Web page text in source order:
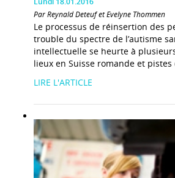
Par Reynald Deteuf et Evelyne Thommen
Le processus de réinsertion des
trouble du spectre de l’autisme
intellectuelle se heurte à
lieux en Suisse romande et pistes
LIRE L'ARTICLE